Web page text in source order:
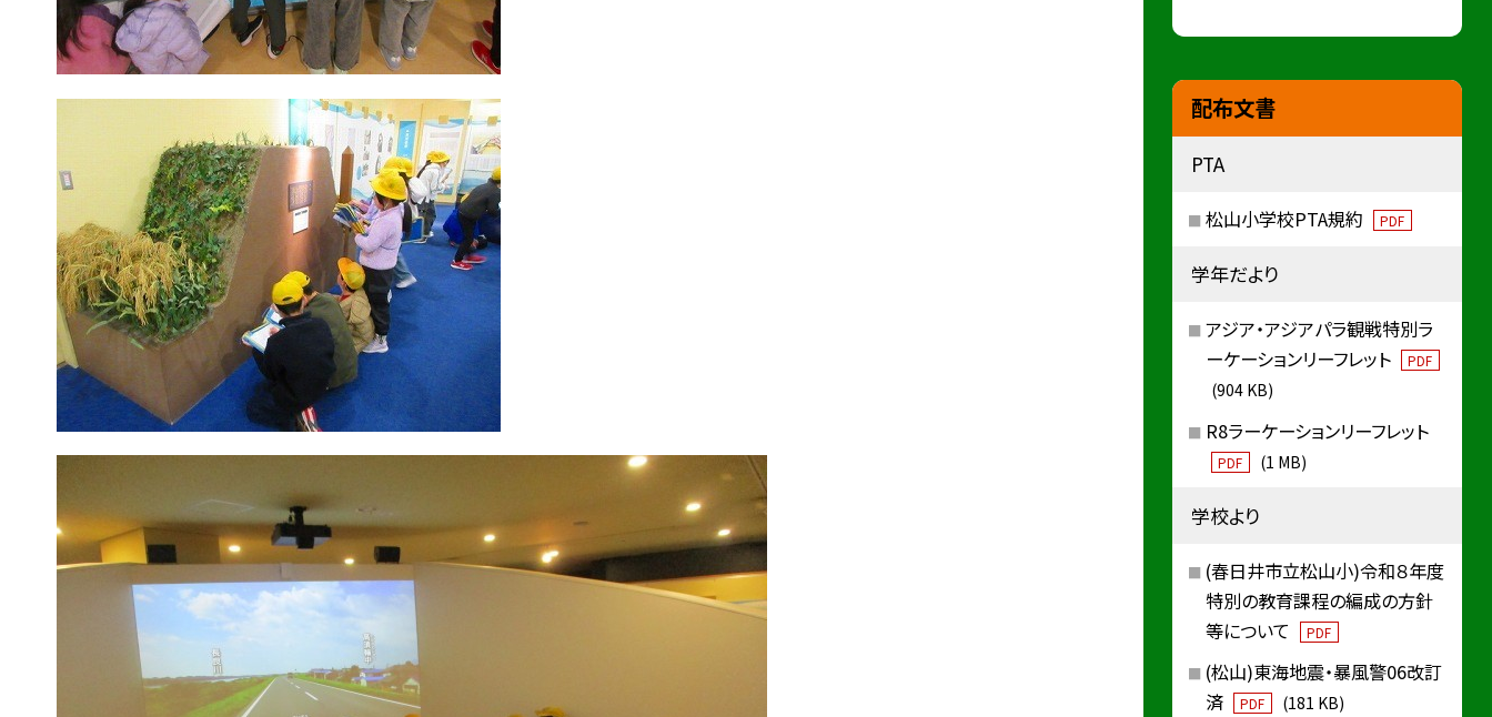
配布文書
PTA
松山小学校PTA規約 PDF
学年だより
アジア・アジアパラ観戦特別ラ
ーケーションリーフレット
PDF
(904 KB)
R8ラーケーションリーフレット
PDF (1 MB)
学校より
(春日井市立松山小)令和８年度
特別の教育課程の編成の方針
等について
PDF
(松山)東海地震・暴風警06改訂
済
PDF (181 KB)